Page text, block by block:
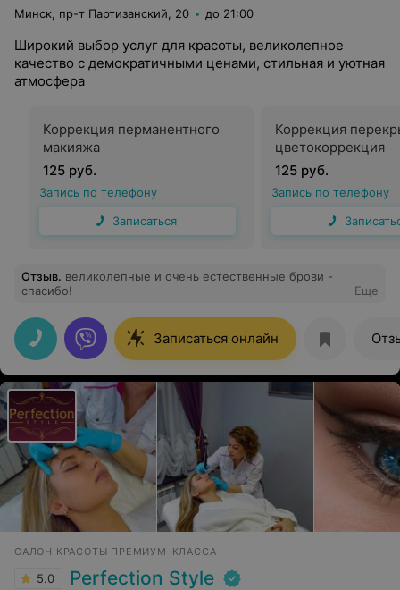
Минск, пр-т Партизанский, 20 до 21:00
Широкий выбор услуг для красоты, великолепное
качество с демократичными ценами, стильная и уютная
атмосфера
Коррекция перманентного
макияжа
125 руб.
Запись по телефону
Записаться
Коррекция
цветокоррекция
125 руб.
Запись по телефону
Отзыв. великолепные и очень естественные брови -
спасибо!
Еще
Записаться онлайн
САЛОН КРАСОТЫ ПРЕМИУМ-КЛАССА
5.0 Perfection Style